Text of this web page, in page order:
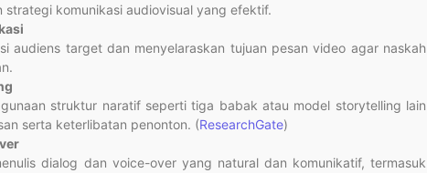
komunikasi audiovisual yang efektif.
audiens target dan menyelaraskan tujuan pesan video agar naskah
struktur naratif seperti tiga babak atau model storytelling lain
serta keterlibatan penonton. (ResearchGate)
dialog dan voice-over yang natural dan komunikatif, termasuk